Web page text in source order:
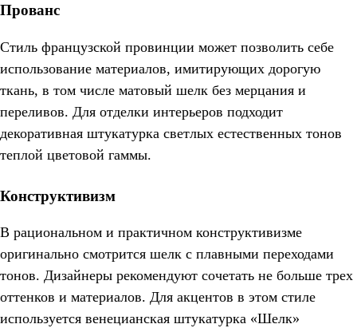
Прованс
Стиль французской провинции может позволить себе
использование материалов, имитирующих дорогую
ткань, в том числе матовый шелк без мерцания и
переливов. Для отделки интерьеров подходит
декоративная штукатурка светлых естественных тонов
теплой цветовой гаммы.
Конструктивизм
В рациональном и практичном конструктивизме
оригинально смотрится шелк с плавными переходами
тонов. Дизайнеры рекомендуют сочетать не больше трех
оттенков и материалов. Для акцентов в этом стиле
используется венецианская штукатурка «Шелк»